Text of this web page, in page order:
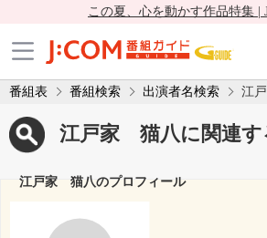
この夏、心を動かす作品特集 |
番組表 番組検索 出演者名検索 江
江戸家 猫八に関連す
江戸家 猫八のプロフィール